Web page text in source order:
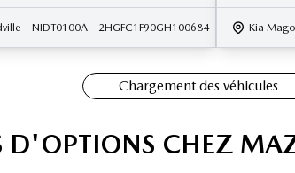
- NIDT0100A - 2HGFC1F90GH100684 Kia
Chargement des véhicules
D'OPTIONS CHEZ